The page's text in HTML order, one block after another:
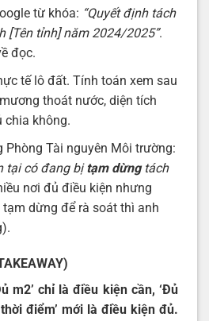
từ khóa: “Quyết định tách
[Tên tỉnh] năm 2024/2025”.
đọc.
tế lô đất. Tính toán xem sau
thoát nước, diện tích
chia không.
Phòng Tài nguyên Môi trường:
tại có đang bịtạm dừngtách
nơi đủ điều kiện nhưng
tạm dừng để rà soát thì anh
m2’ chỉ là điều kiện cần, ‘Đủ
thời điểm’ mới là điều kiện đủ.